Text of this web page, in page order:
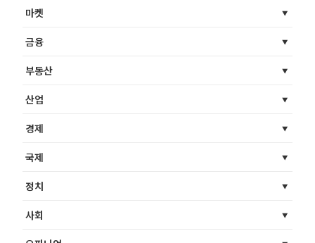
마켓
금융
부동산
산업
경제
국제
정치
사회